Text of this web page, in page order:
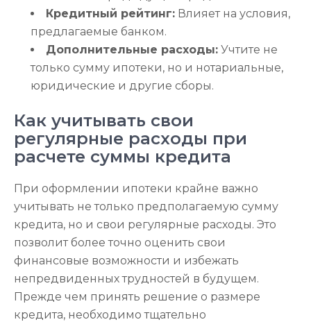
Кредитный рейтинг: Влияет на условия,
предлагаемые банком.
Дополнительные расходы: Учтите не
только сумму ипотеки, но и нотариальные,
юридические и другие сборы.
Как учитывать свои
регулярные расходы при
расчете суммы кредита
При оформлении ипотеки крайне важно
учитывать не только предполагаемую сумму
кредита, но и свои регулярные расходы. Это
позволит более точно оценить свои
финансовые возможности и избежать
непредвиденных трудностей в будущем.
Прежде чем принять решение о размере
кредита, необходимо тщательно